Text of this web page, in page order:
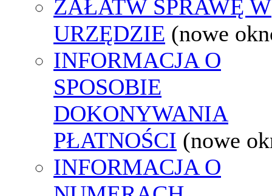
ZAŁATW SPRAWĘ W
URZĘDZIE (nowe
INFORMACJA O
SPOSOBIE
DOKONYWANIA
PŁATNOŚCI (nowe
INFORMACJA O